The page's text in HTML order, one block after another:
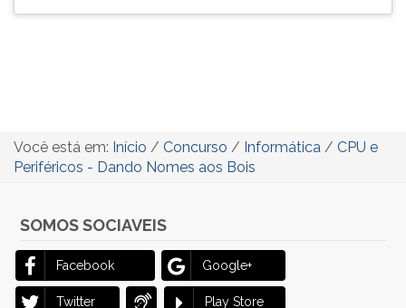
Você está em: Início / Concurso / Informática / CPU e
Periféricos - Dando Nomes aos Bois
SOMOS SOCIAVEIS
Facebook Google+
Twitter Play Store